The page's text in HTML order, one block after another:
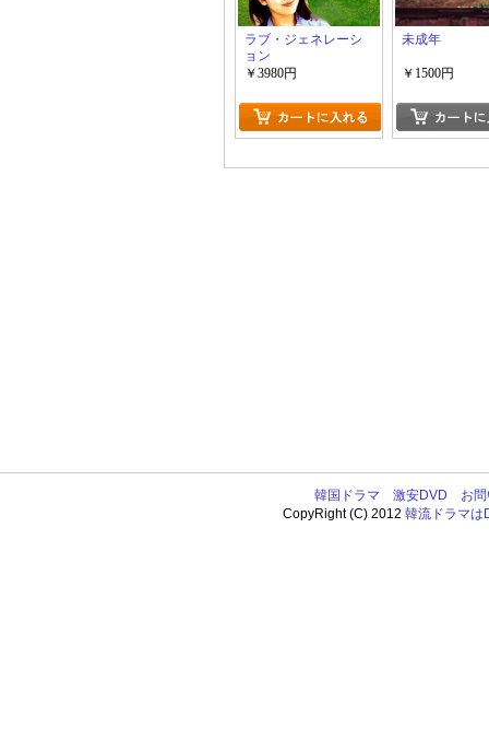
ラブ・ジェネレーシ
ョン
￥3980円
未成年
￥1500円
韓国ドラマ 激安DVD
お
CopyRight (C) 2012韓流ドラマは